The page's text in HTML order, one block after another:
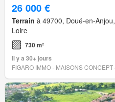
26 000 €
Terrain à 49700, Doué-en-
Loire
730 m²
Il y a 30+ jours
FIGARO IMMO - MAISONS